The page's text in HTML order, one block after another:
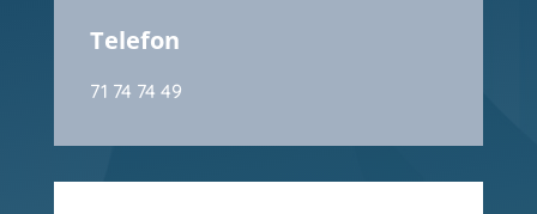
Telefon
71 74 74 49